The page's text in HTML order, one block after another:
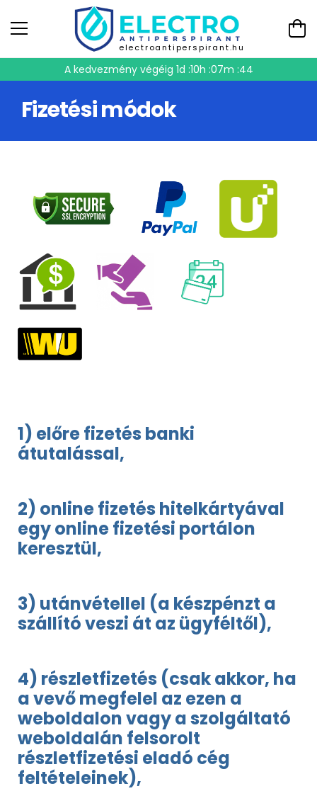
electroantiperspirant.hu
A kedvezmény végéig1d :10h :07m :43
Fizetési módok
1) előre fizetés banki
átutalással,
2) online fizetés hitelkártyával
egy online fizetési portálon
keresztül,
3) utánvétellel (a készpénzt a
szállító veszi át az ügyféltől),
4) részletfizetés (csak akkor, ha
a vevő megfelel az ezen a
weboldalon vagy a szolgáltató
weboldalán felsorolt
részletfizetési eladó cég
feltételeinek),